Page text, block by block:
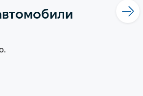
не все так однозначно.
чувство безумного